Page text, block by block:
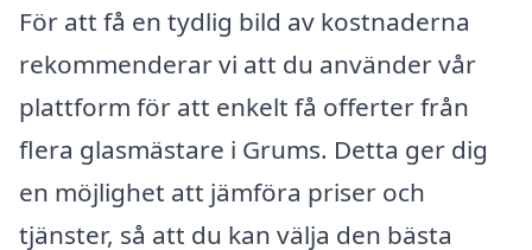
För att få en tydlig bild av kostnaderna
rekommenderar vi att du använder vår
plattform för att enkelt få offerter från
flera glasmästare i Grums. Detta ger dig
en möjlighet att jämföra priser och
tjänster, så att du kan välja den bästa